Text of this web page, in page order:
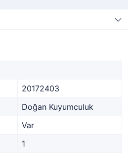
20172403
Doğan Kuyumculuk
Var
1